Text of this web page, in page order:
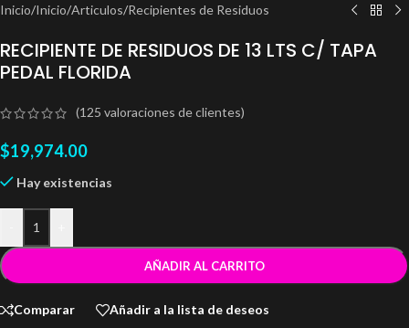
Inicio/Inicio/Articulos/Recipientes de Residuos
RECIPIENTE DE RESIDUOS DE 13 LTS C/ TAPA
PEDAL FLORIDA
(125 valoraciones de clientes)
$19,974.00
Hay existencias
AÑADIR AL CARRITO
Comparar Añadir a la lista de deseos